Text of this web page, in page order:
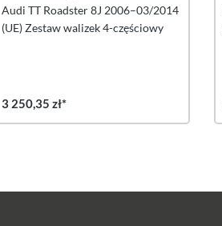
Audi TT Roadster 8J 2006–03/2014
(UE) Zestaw walizek 4-częściowy
3 250,35 zł*